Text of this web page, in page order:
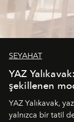
SEYAHAT
YAZ
şekillenen
YAZ Yalıkavak,
yalnızca bir tatil